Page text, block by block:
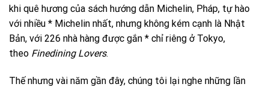
khi quê hương của sách hướng dẫn Michelin, Pháp, tự hào
với nhiều * Michelin nhất, nhưng không kém cạnh là Nhật
Bản, với 226 nhà hàng được gắn * chỉ riêng ở Tokyo,
theo Finedining Lovers.
Thế nhưng vài năm gần đây, chúng tôi lại nghe những lần